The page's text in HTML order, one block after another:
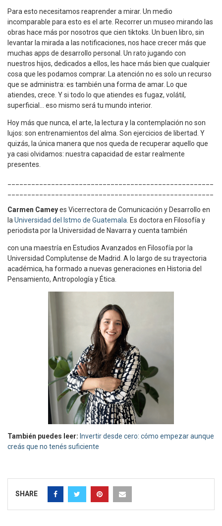
Para esto necesitamos reaprender a mirar. Un medio
incomparable para esto es el arte. Recorrer un museo mirando las
obras hace más por nosotros que cien tiktoks. Un buen libro, sin
levantar la mirada a las notificaciones, nos hace crecer más que
muchas apps de desarrollo personal. Un rato jugando con
nuestros hijos, dedicados a ellos, les hace más bien que cualquier
cosa que les podamos comprar. La atención no es solo un recurso
que se administra: es también una forma de amar. Lo que
atiendes, crece. Y si todo lo que atiendes es fugaz, volátil,
superficial… eso mismo será tu mundo interior.
Hoy más que nunca, el arte, la lectura y la contemplación no son
lujos: son entrenamientos del alma. Son ejercicios de libertad. Y
quizás, la única manera que nos queda de recuperar aquello que
ya casi olvidamos: nuestra capacidad de estar realmente
presentes.
Carmen Cameyes Vicerrectora de Comunicación y Desarrollo en
la Universidad del Istmo de Guatemala. Es doctora en Filosofía y
periodista por la Universidad de Navarra y cuenta también
con una maestría en Estudios Avanzados en Filosofía por la
Universidad Complutense de Madrid. A lo largo de su trayectoria
académica, ha formado a nuevas generaciones en Historia del
Pensamiento, Antropología y Ética.
También puedes leer: Invertir desde cero: cómo empezar aunque
creás que no tenés suficiente
SHARE